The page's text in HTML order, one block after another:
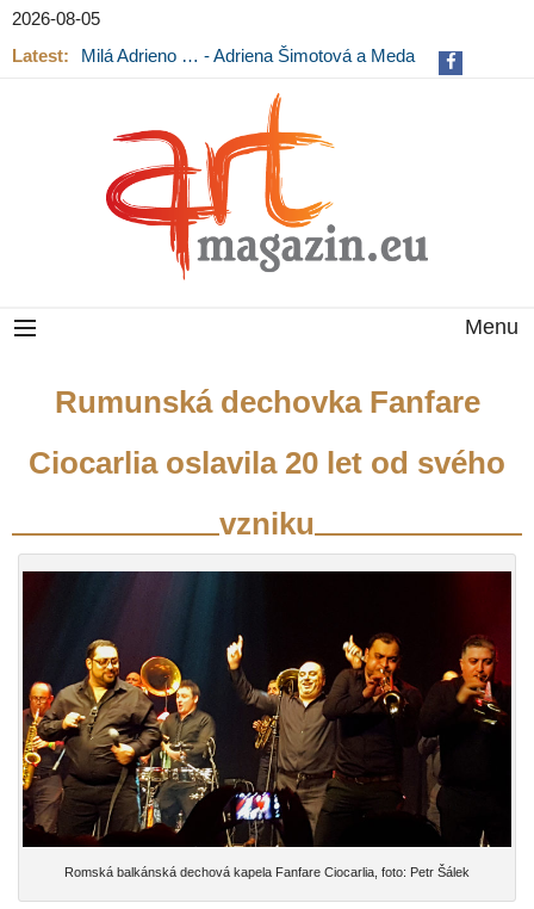
2026-08-05
Latest:
Milá Adrieno … - Adriena Šimotová a Meda
Menu
Rumunská dechovka Fanfare
Ciocarlia oslavila 20 let od svého
vzniku
Romská balkánská dechová kapela Fanfare Ciocarlia, foto: Petr Šálek